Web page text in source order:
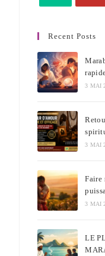
Recent Posts
3 MAI
3 MAI
Faire
3 MAI
LE